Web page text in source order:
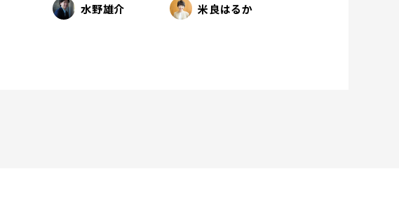
水野雄介
米良はるか